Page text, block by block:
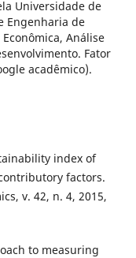
Universidade de
Engenharia de
Análise
Fator
acadêmico).
index of
factors.
v. 42, n. 4, 2015,
to measuring